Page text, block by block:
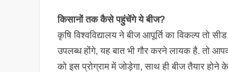
किसानों तक कैसे पहुंचेंगे ये बीज?
कृषि विश्वविद्यालय ने बीज आपूर्ति का विकल्प
उपलब्ध होंगे, यह बात भी गौर करने लायक है. तो
को इस प्रोग्राम में जोड़ेगा, साथ ही बीज तैयार